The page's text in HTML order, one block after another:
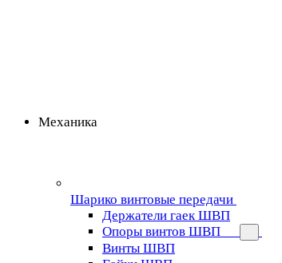
Механика
Шарико винтовые передачи
Держатели гаек ШВП
Опоры винтов ШВП
Винты ШВП